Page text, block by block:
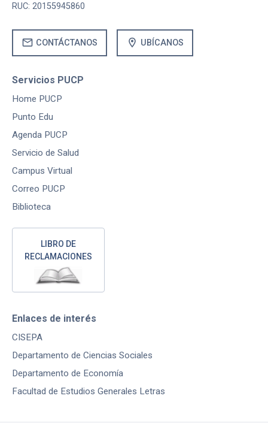
RUC: 20155945860
mail CONTÁCTANOS location_on UBÍCANOS
Servicios PUCP
Home PUCP
Punto Edu
Agenda PUCP
Servicio de Salud
Campus Virtual
Correo PUCP
Biblioteca
LIBRO DE
RECLAMACIONES
Enlaces de interés
CISEPA
Departamento de Ciencias Sociales
Departamento de Economía
Facultad de Estudios Generales Letras